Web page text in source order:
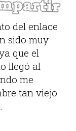
del enlace
sido muy
que el
llegó al
me
tan viejo.